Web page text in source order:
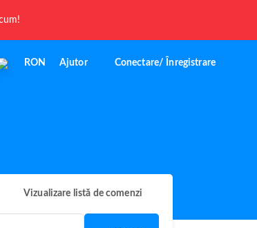
RON Ajutor Conectare/ Înregistrare
Vizualizare listă de comenzi